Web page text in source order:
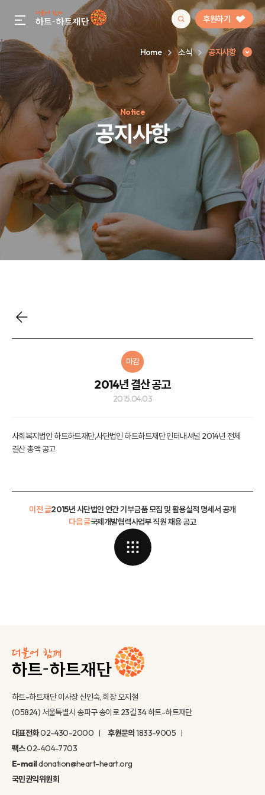
gnb menu open 후원하기
인기 키워드
#정기후원#하트플레이스#캠페인#팬덤후원
Home 소식 공지사항
Notice
공지사항
마감
2014년 결산 공고
2015.04.03
사회복지법인 하트하트재단,사단법인 하트하트재단 인터내셔널 2014년 전체
결산 총액 공고
이전 글2015년 사단법인 연간 기부금품 모집 및 활용실적 명세서 공개
국제개발협력사업부 직원 채용 공고
다음 글
하트-하트재단 이사장 신인숙, 회장 오지철
(05824) 서울특별시 송파구 송이로 23길 34 하트-하트재단
대표전화02-430-2000 후원문의1833-9005
팩스02-404-7703
E-maildonation@heart-heart.org
국민권익위원회